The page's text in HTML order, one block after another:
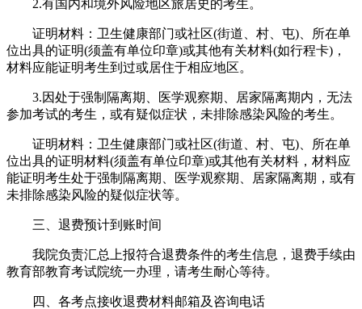
2.有国内和境外风险地区旅居史的考生。
证明材料：卫生健康部门或社区(街道、村、屯)、所在单
位出具的证明(须盖有单位印章)或其他有关材料(如行程卡)，
材料应能证明考生到过或居住于相应地区。
3.因处于强制隔离期、医学观察期、居家隔离期内，无法
参加考试的考生，或有疑似症状，未排除感染风险的考生。
证明材料：卫生健康部门或社区(街道、村、屯)、所在单
位出具的证明材料(须盖有单位印章)或其他有关材料，材料应
能证明考生处于强制隔离期、医学观察期、居家隔离期，或有
未排除感染风险的疑似症状等。
三、退费预计到账时间
我院负责汇总上报符合退费条件的考生信息，退费手续由
教育部教育考试院统一办理，请考生耐心等待。
四、各考点接收退费材料邮箱及咨询电话